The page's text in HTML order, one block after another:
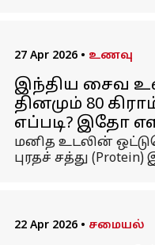
27 Apr 2026 • உணவு
இந்திய சைவ
தினமும் 80
எப்படி? இதோ
மனித உடலின்
புரதச் சத்து
22 Apr 2026 • சமையல்